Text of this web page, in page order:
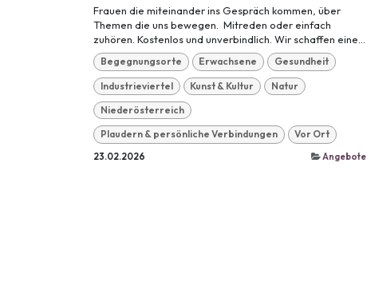
Frauen die miteinander ins Gespräch kommen, über
Themen die uns bewegen. Mitreden oder einfach
zuhören. Kostenlos und unverbindlich. Wir schaffen eine...
Begegnungsorte Erwachsene Gesundheit
Industrieviertel Kunst & Kultur Natur
Niederösterreich
Plaudern & persönliche Verbindungen Vor Ort
23.02.2026 Angebote